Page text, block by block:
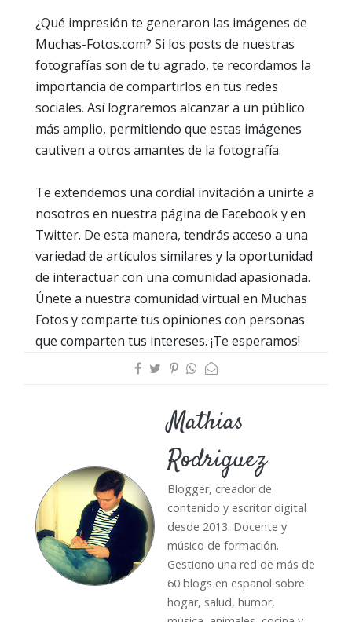
¿Qué impresión te generaron las imágenes de
Muchas-Fotos.com? Si los posts de nuestras
fotografías son de tu agrado, te recordamos la
importancia de compartirlos en tus redes
sociales. Así lograremos alcanzar a un público
más amplio, permitiendo que estas imágenes
cautiven a otros amantes de la fotografía.
Te extendemos una cordial invitación a unirte a
nosotros en nuestra página de Facebook y en
Twitter. De esta manera, tendrás acceso a una
variedad de artículos similares y la oportunidad
de interactuar con una comunidad apasionada.
Únete a nuestra comunidad virtual en Muchas
Fotos y comparte tus opiniones con personas
que comparten tus intereses. ¡Te esperamos!
Mathias
Rodriguez
Blogger, creador de
contenido y escritor digital
desde 2013. Docente y
músico de formación.
Gestiono una red de más de
60 blogs en español sobre
hogar, salud, humor,